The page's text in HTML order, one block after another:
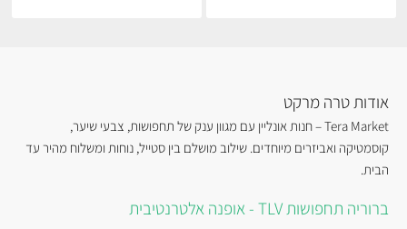
אודות טרה מרקט
Tera Market – חנות אונליין עם מגוון ענק של תחפושות, צבעי שיער,
קוסמטיקה ואביזרים מיוחדים. שילוב מושלם בין סטייל, נוחות ומשלוח מהיר עד
הבית.
ברוריה תחפושות TLV - אופנה אלטרנטיבית